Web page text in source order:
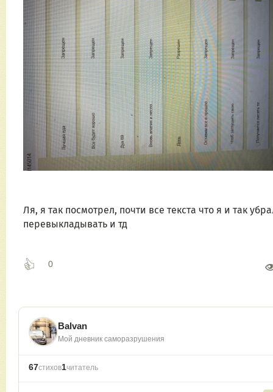
Ля, я так посмотрел, почти все текста что я и так
перевыкладывать и тд
0
Balvan
Мой дневник саморазрушения
67стихов1читатель